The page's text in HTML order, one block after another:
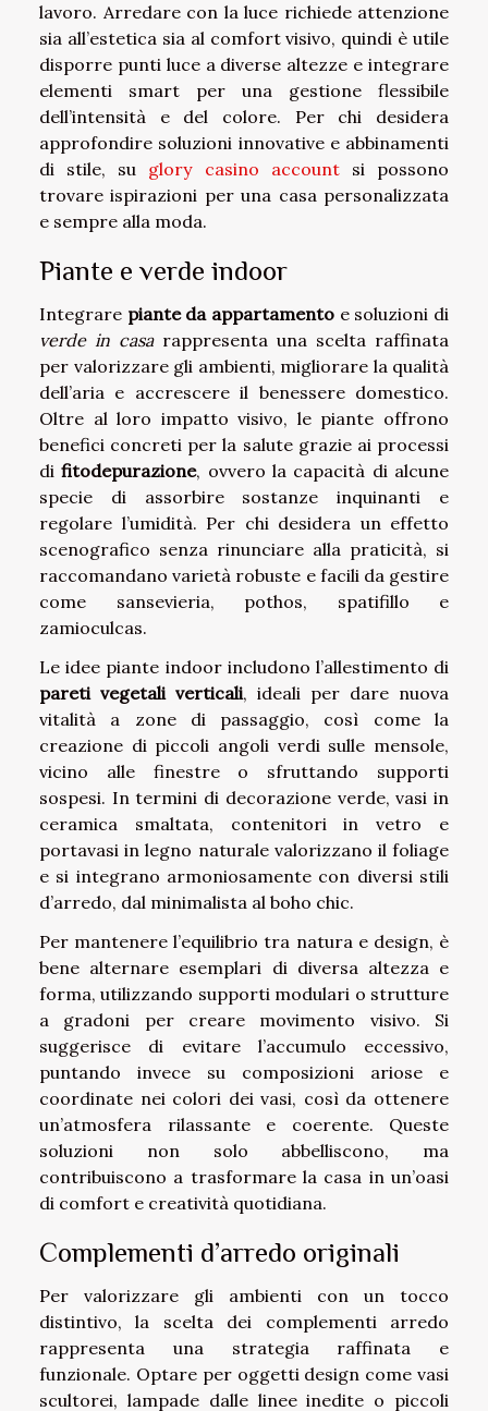
lavoro. Arredare con la luce richiede attenzione
sia all’estetica sia al comfort visivo, quindi è utile
disporre punti luce a diverse altezze e integrare
elementi smart per una gestione flessibile
dell’intensità e del colore. Per chi desidera
approfondire soluzioni innovative e abbinamenti
di stile, su glory casino accountsi possono
trovare ispirazioni per una casa personalizzata
e sempre alla moda.
Piante e verde indoor
Integrare piante da appartamento e soluzioni di
verde in casarappresenta una scelta raffinata
per valorizzare gli ambienti, migliorare la qualità
dell’aria e accrescere il benessere domestico.
Oltre al loro impatto visivo, le piante offrono
benefici concreti per la salute grazie ai processi
difitodepurazione, ovvero la capacità di alcune
specie di assorbire sostanze inquinanti e
regolare l’umidità. Per chi desidera un effetto
scenografico senza rinunciare alla praticità, si
raccomandano varietà robuste e facili da gestire
come sansevieria, pothos, spatifillo e
zamioculcas.
Le idee piante indoor includono l’allestimento di
pareti vegetali verticali, ideali per dare nuova
vitalità a zone di passaggio, così come la
creazione di piccoli angoli verdi sulle mensole,
vicino alle finestre o sfruttando supporti
sospesi. In termini di decorazione verde, vasi in
ceramica smaltata, contenitori in vetro e
portavasi in legno naturale valorizzano il foliage
e si integrano armoniosamente con diversi stili
d’arredo, dal minimalista al boho chic.
Per mantenere l’equilibrio tra natura e design, è
bene alternare esemplari di diversa altezza e
forma, utilizzando supporti modulari o strutture
a gradoni per creare movimento visivo. Si
suggerisce di evitare l’accumulo eccessivo,
puntando invece su composizioni ariose e
coordinate nei colori dei vasi, così da ottenere
un’atmosfera rilassante e coerente. Queste
soluzioni non solo abbelliscono, ma
contribuiscono a trasformare la casa in un’oasi
di comfort e creatività quotidiana.
Complementi d’arredo originali
Per valorizzare gli ambienti con un tocco
distintivo, la scelta dei complementi arredo
rappresenta una strategia raffinata e
funzionale. Optare per oggetti design come vasi
scultorei, lampade dalle linee inedite o piccoli